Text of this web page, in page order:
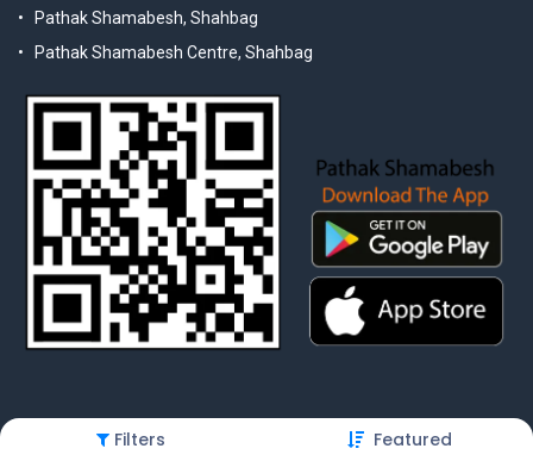
Filters Featured
Pathak Shamabesh, Shahbag
Pathak Shamabesh Centre, Shahbag
© 2025 Pathak Shamabesh. Developed by Metamorphosis Ltd. |